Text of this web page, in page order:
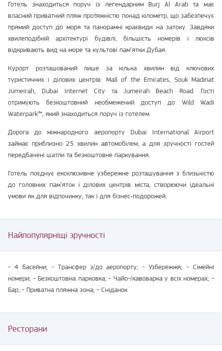
Готель знаходиться поруч із легендарним Burj Al Arab та має
власний приватний пляж протяжністю понад кілометр, що забезпечує
прямий доступ до моря та панорамні краєвиди на затоку. Завдяки
хвилеподібній архітектурі будівлі, більшість номерів і люксів
відкривають вид на море та культові пам’ятки Дубая.
Курорт розташований лише за кілька хвилин від ключових
туристичних і ділових центрів: Mall of the Emirates, Souk Madinat
Jumeirah, Dubai Internet City та Jumeirah Beach Road. Гості
отримують безкоштовний необмежений доступ до Wild Wadi
Waterpark™, який знаходиться поруч із готелем.
Дорога до міжнародного аеропорту Dubai International Airport
займає приблизно 25 хвилин автомобілем, а для зручності гостей
передбачені шатли та безкоштовне паркування.
Готель поєднує ексклюзивне узбережне розташування з близькістю
до головних пам’яток і ділових центрів міста, створюючи ідеальні
умови як для відпочинку, так і для бізнес‑подорожей.
Найпопулярніщі зручності
- 4 басейни; - Трансфер з/до аеропорту; - Узбережжя; - Сімейні
номери; - Безкоштовна парковка; - Чайо-/кавоварка у всіх номерах; -
Бар; - Приватна пляжна зона; - Сніданок
Ресторани